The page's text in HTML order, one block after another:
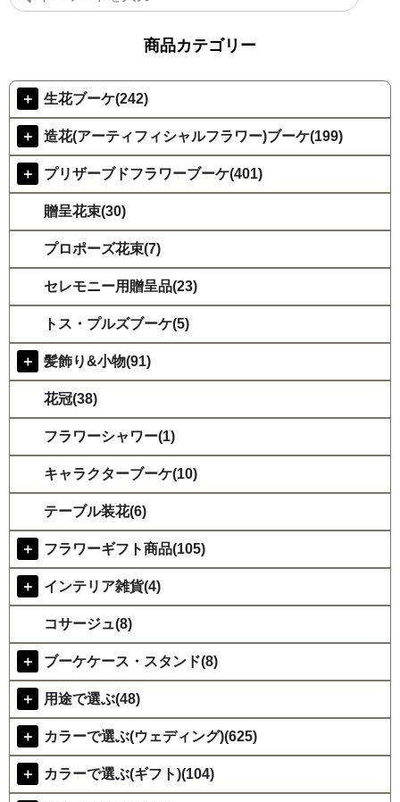
商品カテゴリー
＋ 生花ブーケ(242)
＋ 造花(アーティフィシャルフラワー)ブーケ(199)
＋ プリザーブドフラワーブーケ(401)
贈呈花束(30)
プロポーズ花束(7)
セレモニー用贈呈品(23)
トス・プルズブーケ(5)
＋ 髪飾り&小物(91)
花冠(38)
フラワーシャワー(1)
キャラクターブーケ(10)
テーブル装花(6)
＋ フラワーギフト商品(105)
＋ インテリア雑貨(4)
コサージュ(8)
＋ ブーケケース・スタンド(8)
＋ 用途で選ぶ(48)
＋ カラーで選ぶ(ウェディング)(625)
＋ カラーで選ぶ(ギフト)(104)